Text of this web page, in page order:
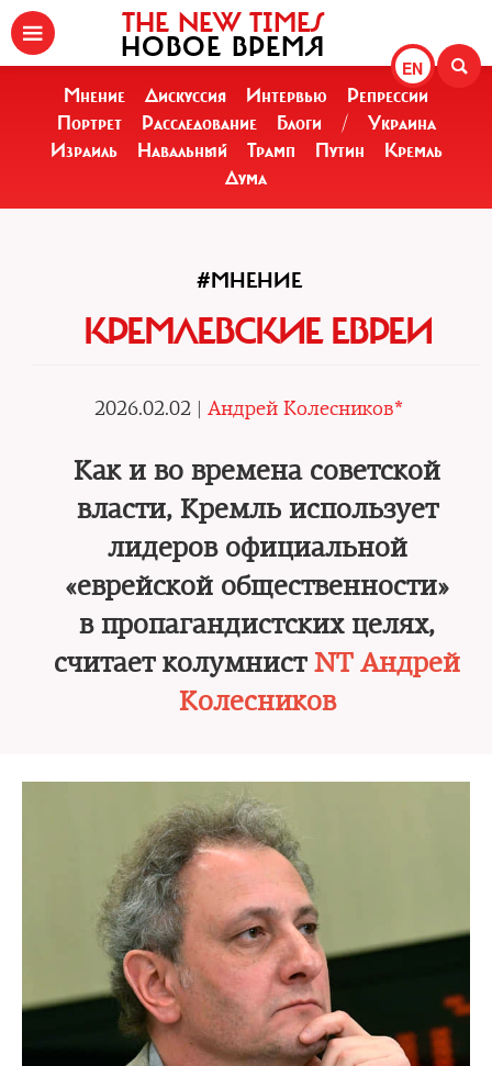
EN
THE NEW TIMES
НОВОЕ ВРЕМЯ
Мнение Дискуссия Интервью
Репрессии
Портрет
Расследование Блоги /
Украина
Израиль
Навальный Трамп Путин
Кремль
Дума
#МНЕНИЕ
КРЕМЛЕВСКИЕ ЕВРЕИ
2026.02.02 | Андрей Колесников*
Как и во времена советской
власти, Кремль использует
лидеров официальной
«еврейской общественности»
в пропагандистских целях,
считает колумнист NT Андрей
Колесников